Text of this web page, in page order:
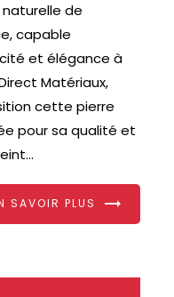
de
capable
et élégance à
Matériaux,
cette pierre
pour sa qualité et
SAVOIR PLUS